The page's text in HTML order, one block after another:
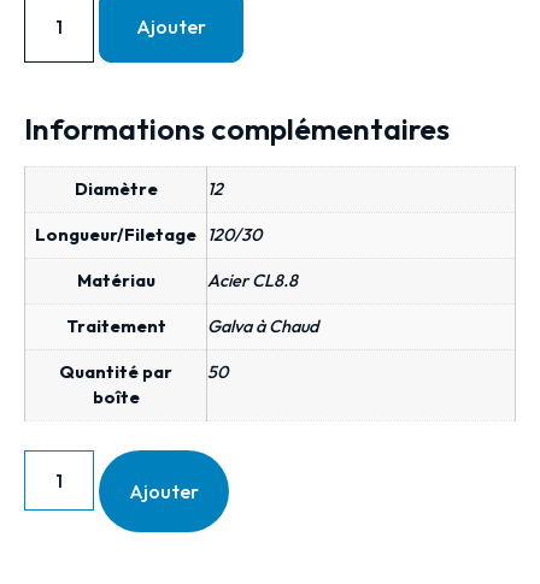
Ajouter
Informations complémentaires
Diamètre 12
Longueur/Filetage 120/30
Matériau Acier CL8.8
Traitement Galva à Chaud
Quantité par
boîte
50
Ajouter